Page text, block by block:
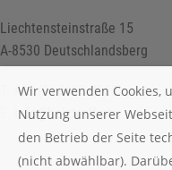
Liechtensteinstraße 15
A-8530 Deutschlandsberg
T. +43 (0) 3462 2222
info@holztreff.at
Wir verwenden Cookies,
Nutzung unserer
den Betrieb der Seite
(nicht abwählbar).